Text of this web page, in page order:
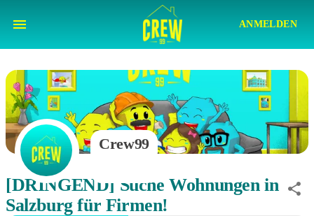
ANMELDEN
Crew99
[DRINGEND] Suche Wohnungen in
Salzburg für Firmen!